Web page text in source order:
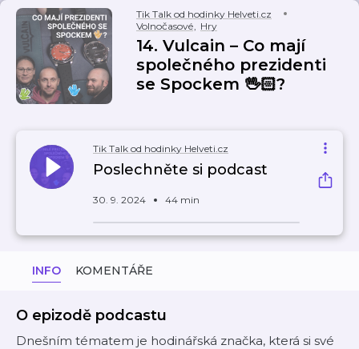
Tik Talk od hodinky Helveti.cz
Volnočasové, Hry
14. Vulcain – Co mají
společného prezidenti
se Spockem 🖖🏻?
Tik Talk od hodinky Helveti.cz
Poslechněte si podcast
30. 9. 2024 44 min
INFO KOMENTÁŘE
O epizodě podcastu
Dnešním tématem je hodinářská značka, která si své